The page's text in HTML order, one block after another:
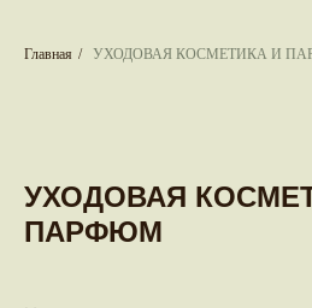
Главная / УХОДОВАЯ КОСМЕТИКА И
УХОДОВАЯ
ПАРФЮМ